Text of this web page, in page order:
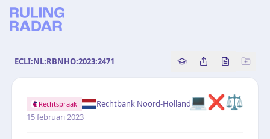
ECLI:NL:RBNHO:2023:2471 Copy source
Share this
Bekijk
💻❌⚖️
Rechtspraak Rechtbank Noord-Holland·
15 februari 2023